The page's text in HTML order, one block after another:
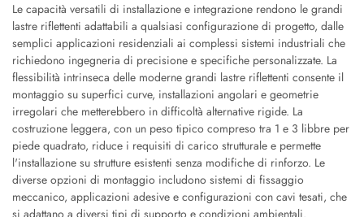
Le capacità versatili di installazione e integrazione rendono le grandi
lastre riflettenti adattabili a qualsiasi configurazione di progetto, dalle
semplici applicazioni residenziali ai complessi sistemi industriali che
richiedono ingegneria di precisione e specifiche personalizzate. La
flessibilità intrinseca delle moderne grandi lastre riflettenti consente il
montaggio su superfici curve, installazioni angolari e geometrie
irregolari che metterebbero in difficoltà alternative rigide. La
costruzione leggera, con un peso tipico compreso tra 1 e 3 libbre per
piede quadrato, riduce i requisiti di carico strutturale e permette
l'installazione su strutture esistenti senza modifiche di rinforzo. Le
diverse opzioni di montaggio includono sistemi di fissaggio
meccanico, applicazioni adesive e configurazioni con cavi tesati, che
si adattano a diversi tipi di supporto e condizioni ambientali.